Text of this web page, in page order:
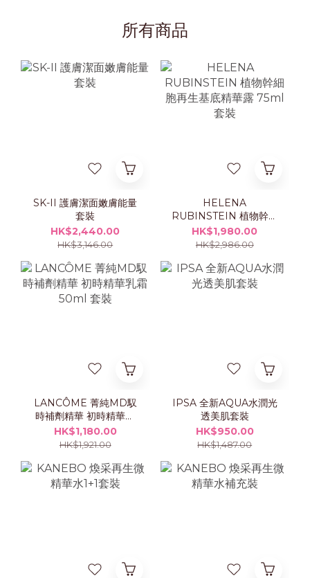
所有商品
SK-II 護膚潔面嫩膚能量
套裝
HK$2,440.00
HK$3,146.00
HELENA
RUBINSTEIN 植物幹細
胞再生基底精華露 75ml
套裝
HK$1,980.00
HK$2,986.00
LANCÔME 菁純MD馭
時補劑精華 初時精華乳
霜 50ml 套裝
HK$1,180.00
HK$1,921.00
IPSA 全新AQUA水潤光
透美肌套裝
HK$950.00
HK$1,487.00